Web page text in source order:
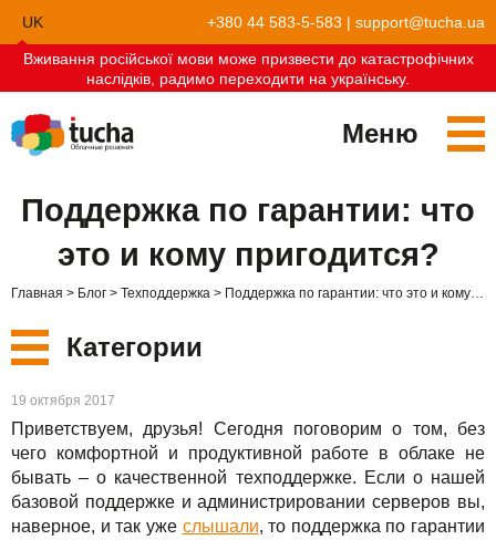
UK
EN
+380 44 583-5-583 | support@tucha.ua
Вживання російської мови може призвести до катастрофічних
наслідків, радимо переходити на українську.
Меню
TuchaHost
TuchaMetal
TuchaBackup
Хостинг CRM
Хостинг сайтов-конструкторов
Удаленный офис
О нас
Компания
Карьера
Поддержка по гарантии: что
это и кому пригодится?
Главная Блог Техподдержка Поддержка по гарантии: что это и кому пригодится?
Категории
Новые
Сервисы
Решения
19 октября 2017
Приветствуем, друзья! Сегодня поговорим о том, без
чего комфортной и продуктивной работе в облаке не
бывать – о качественной техподдержке. Если о нашей
базовой поддержке и администрировании серверов вы,
наверное, и так уже слышали, то поддержка по гарантии